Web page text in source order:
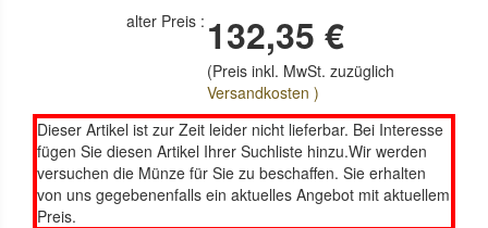
alter Preis : 132,35 €
(Preis inkl. MwSt. zuzüglich
Versandkosten )
Dieser Artikel ist zur Zeit leider nicht lieferbar. Bei Interesse
fügen Sie diesen Artikel Ihrer Suchliste hinzu.Wir werden
versuchen die Münze für Sie zu beschaffen. Sie erhalten
von uns gegebenenfalls ein aktuelles Angebot mit aktuellem
Preis.